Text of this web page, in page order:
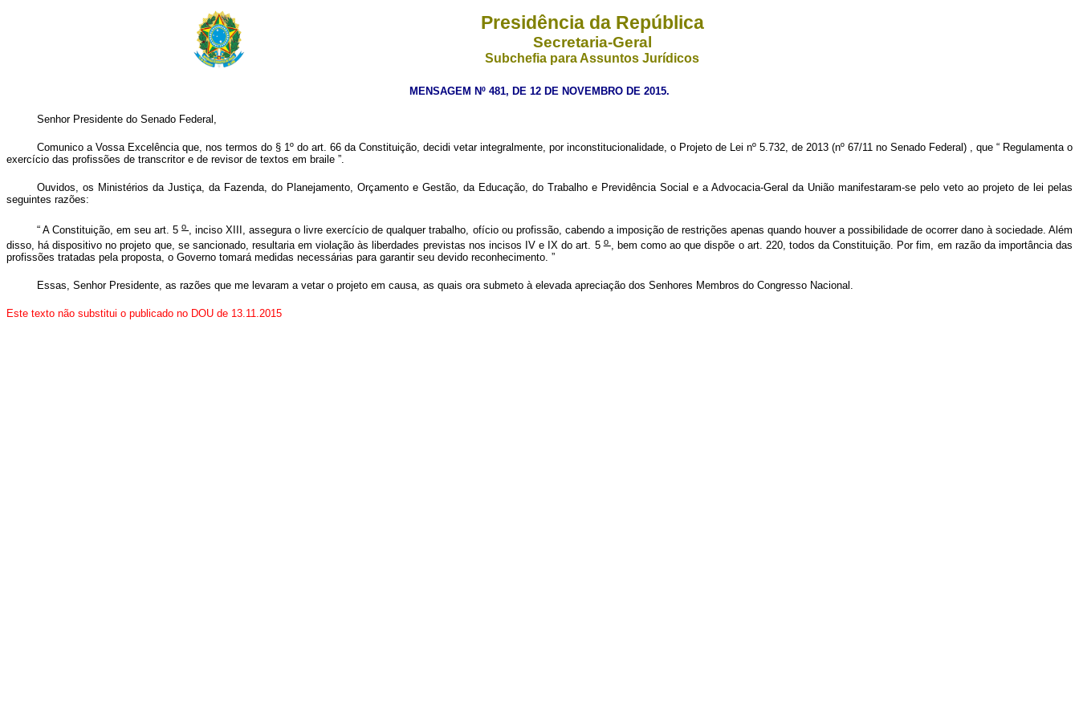
Presidência da República
Secretaria-Geral
Subchefia para Assuntos Jurídicos
MENSAGEM Nº 481, DE 12 DE NOVEMBRO DE 2015.
Senhor Presidente do Senado Federal,
Comunico a Vossa Excelência que, nos termos do § 1º do art. 66 da Constituição, decidi vetar integralmente, por inconstitucionalidade, o Projeto de Lei nº 5.732, de 2013 (nº 67/11 no Senado Federal) , que “ Regulamenta o
exercício das profissões de transcritor e de revisor de textos em braile ”.
Ouvidos, os Ministérios da Justiça, da Fazenda, do Planejamento, Orçamento e Gestão, da Educação, do Trabalho e Previdência Social e a Advocacia-Geral da União manifestaram-se pelo veto ao projeto de lei pelas
seguintes razões:
“A Constituição, em seu art. 5o , inciso XIII, assegura o livre exercício de qualquer trabalho, ofício ou profissão, cabendo a imposição de restrições apenas quando houver a possibilidade de ocorrer dano à sociedade. Além
disso, há dispositivo no projeto que, se sancionado, resultaria em violação às liberdades previstas nos incisos IV e IX do art. 5o , bem como ao que dispõe o art. 220, todos da Constituição. Por fim, em razão da importância das
profissões tratadas pela proposta, o Governo tomará medidas necessárias para garantir seu devido reconhecimento. ”
Essas, Senhor Presidente, as razões que me levaram a vetar o projeto em causa, as quais ora submeto à elevada apreciação dos Senhores Membros do Congresso Nacional.
Este texto não substitui o publicado no DOU de 13.11.2015